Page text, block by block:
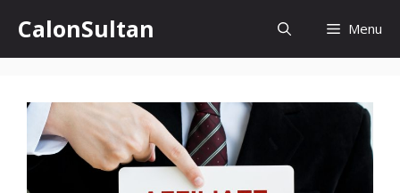
content
CalonSultan Menu